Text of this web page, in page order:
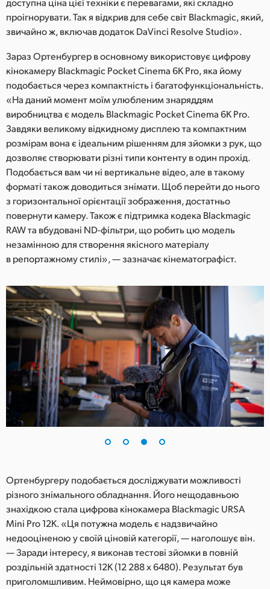
проігнорувати. Так я відкрив для себе світ Blackmagic, який,
звичайно ж, включав додаток DaVinci Resolve Studio».
Зараз Ортенбургер в основному використовує цифрову
кінокамеру Blackmagic Pocket Cinema 6K Pro, яка йому
подобається через компактність і багатофункціональність.
«На даний момент моїм улюбленим знаряддям
виробництва є модель Blackmagic Pocket Cinema 6K Pro.
Завдяки великому відкидному дисплею та компактним
розмірам вона є ідеальним рішенням для зйомки з рук, що
дозволяє створювати різні типи контенту в один прохід.
Подобається вам чи ні вертикальне відео, але в такому
форматі також доводиться знімати. Щоб перейти до нього
з горизонтальної орієнтації зображення, достатньо
повернути камеру. Також є підтримка кодека Blackmagic
RAW та вбудовані ND-фільтри, що робить цю модель
незамінною для створення якісного матеріалу
в репортажному стилі», — зазначає кінематографіст.
Ортенбургеру подобається досліджувати можливості
різного знімального обладнання. Його нещодавньою
знахідкою стала цифрова кінокамера Blackmagic URSA
Mini Pro 12K. «Ця потужна модель є надзвичайно
недооціненою у своїй ціновій категорії, — наголошує він.
— Заради інтересу, я виконав тестові зйомки в повній
роздільній здатності 12K (12 288 x 6480). Результат був
приголомшливим. Неймовірно, що ця камера може